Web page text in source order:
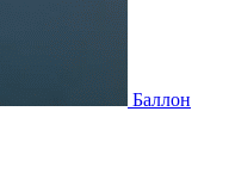
Баллон